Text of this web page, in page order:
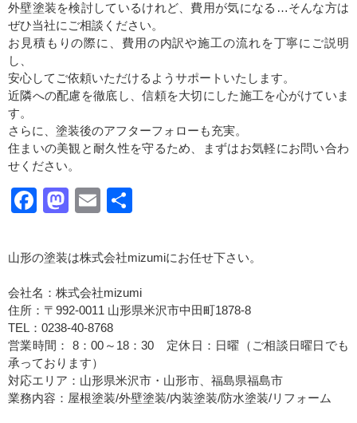
外壁塗装を検討しているけれど、費用が気になる…そんな方は
ぜひ当社にご相談ください。
お見積もりの際に、費用の内訳や施工の流れを丁寧にご説明
し、
安心してご依頼いただけるようサポートいたします。
近隣への配慮を徹底し、信頼を大切にした施工を心がけていま
す。
さらに、塗装後のアフターフォローも充実。
住まいの美観と耐久性を守るため、まずはお気軽にお問い合わ
せください。
Facebook
Mastodon
Email
山形の塗装は株式会社mizumiにお任せ下さい。
会社名：株式会社mizumi
住所：〒992-0011 山形県米沢市中田町1878-8
TEL：0238-40-8768
営業時間： 8：00～18：30 定休日：日曜（ご相談日曜日でも
承っております）
対応エリア：山形県米沢市・山形市、福島県福島市
業務内容：屋根塗装/外壁塗装/内装塗装/防水塗装/リフォーム